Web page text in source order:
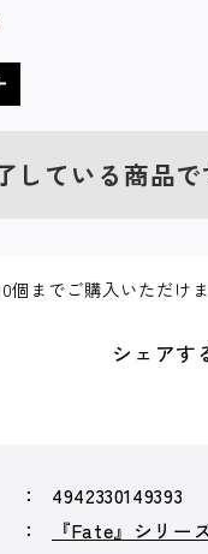
している商品で
個までご購入いただけま
シェアす
4942330149393
『Fate』シリー